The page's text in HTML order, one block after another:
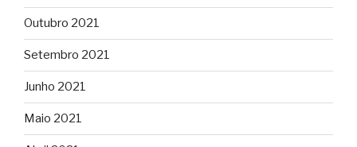
Outubro 2021
Setembro 2021
Junho 2021
Maio 2021